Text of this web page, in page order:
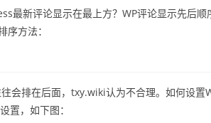
最新评论显示在最上方？WP评论显示先后顺
方法：
会排在后面，txy.wiki认为不合理。如何设置
置，如下图：